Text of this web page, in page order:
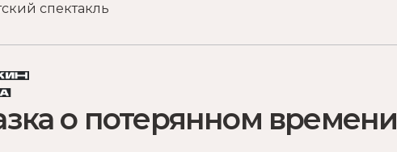
спектакль
о потерянном времени